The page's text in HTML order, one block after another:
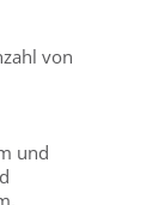
von
und